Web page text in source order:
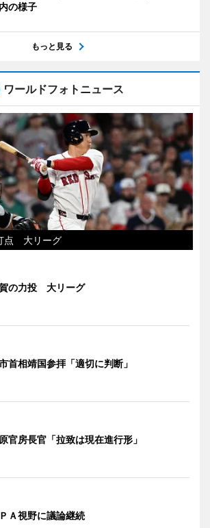
の様子
もっと見る
ワールドフォトニュース
点 大リーグ
の力投 大リーグ
首相靖国参拝「適切に判断」
官房長官「拉致は現在進行形」
Ａ視野に議論継続